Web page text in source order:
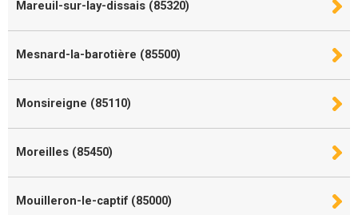
Mareuil-sur-lay-dissais (85320)
Mesnard-la-barotière (85500)
Monsireigne (85110)
Moreilles (85450)
Mouilleron-le-captif (85000)